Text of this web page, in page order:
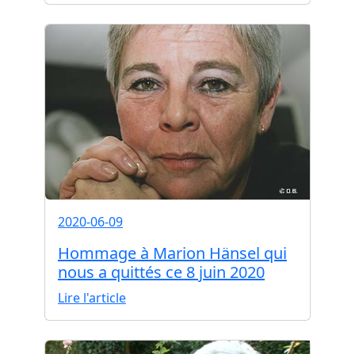
2020-06-09
Hommage à Marion Hänsel qui
nous a quittés ce 8 juin 2020
Lire l'article